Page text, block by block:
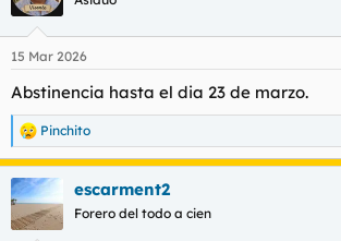
15 Mar 2026
Abstinencia hasta el dia 23 de marzo.
R
e
a
c
i
Pinchito
escarment2
Forero del todo a cien